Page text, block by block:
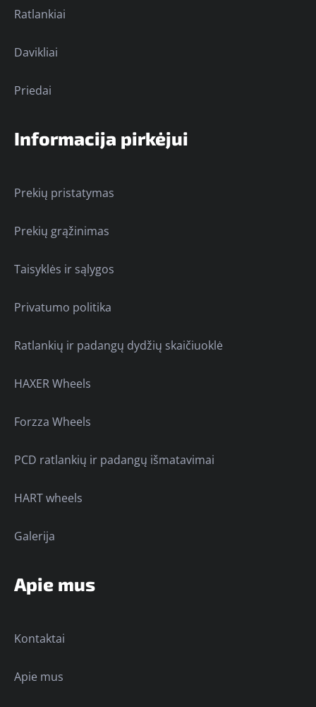
Ratlankiai
Davikliai
Priedai
Informacija pirkėjui
Prekių pristatymas
Prekių grąžinimas
Taisyklės ir sąlygos
Privatumo politika
Ratlankių ir padangų dydžių skaičiuoklė
HAXER Wheels
Forzza Wheels
PCD ratlankių ir padangų išmatavimai
HART wheels
Galerija
Apie mus
Kontaktai
Apie mus